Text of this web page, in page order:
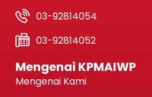
03-92814054
03-92814052
Mengenai KPMAIWP
Mengenai Kami